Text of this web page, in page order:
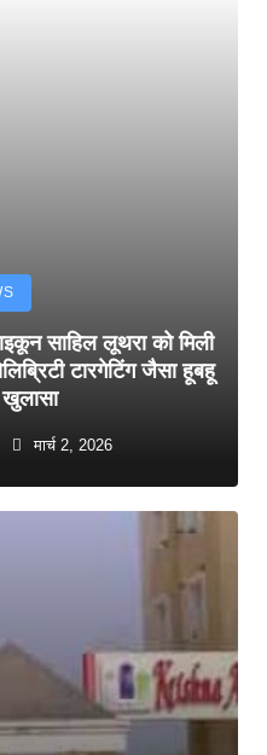
साहिल लूथरा को मिली
टारगेटिंग जैसा हूबहू
खुलासा
मार्च 2, 2026